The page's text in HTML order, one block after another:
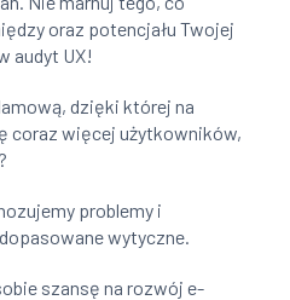
oraz potencjału Twojej
audyt UX!
dzięki której na
coraz więcej użytkowników,
problemy i
wytyczne.
szansę na rozwój e-